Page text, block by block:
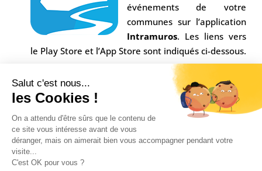
Salut c'est nous...
les Cookies !
On a attendu d'être sûrs que le contenu de
ce site vous intéresse avant de vous
déranger, mais on aimerait bien vous accompagner pendant votre
visite...
C'est OK pour vous ?
événements de votre
communes sur l’application
Intramuros. Les liens vers
le Play Store et l’App Store sont indiqués ci-dessous.